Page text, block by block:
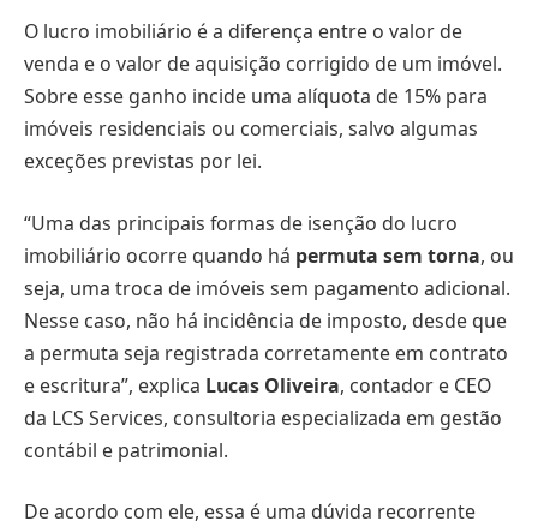
O lucro imobiliário é a diferença entre o valor de
venda e o valor de aquisição corrigido de um imóvel.
Sobre esse ganho incide uma alíquota de 15% para
imóveis residenciais ou comerciais, salvo algumas
exceções previstas por lei.
“Uma das principais formas de isenção do lucro
imobiliário ocorre quando há permuta sem torna, ou
seja, uma troca de imóveis sem pagamento adicional.
Nesse caso, não há incidência de imposto, desde que
a permuta seja registrada corretamente em contrato
e escritura”, explica Lucas Oliveira, contador e CEO
da LCS Services, consultoria especializada em gestão
contábil e patrimonial.
De acordo com ele, essa é uma dúvida recorrente